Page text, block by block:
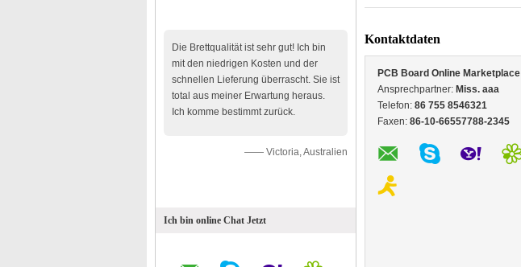
Die Brettqualität ist sehr gut! Ich bin
mit den niedrigen Kosten und der
schnellen Lieferung überrascht. Sie ist
total aus meiner Erwartung heraus.
Ich komme bestimmt zurück.
—— Victoria, Australien
Ich bin online Chat Jetzt
Kontaktdaten
PCB Board Online Marketplace
Ansprechpartner: Miss. aaa
Telefon: 86 755 8546321
Faxen: 86-10-66557788-2345